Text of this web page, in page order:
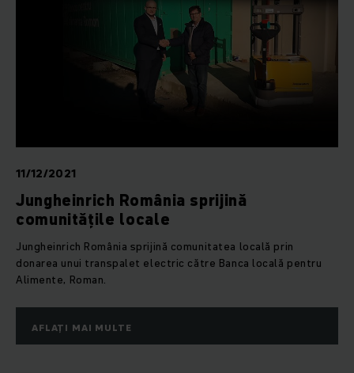
11/12/2021
Jungheinrich România sprijină
comunitățile locale
Jungheinrich România sprijină comunitatea locală prin
donarea unui transpalet electric către Banca locală pentru
Alimente, Roman.
AFLAȚI MAI MULTE